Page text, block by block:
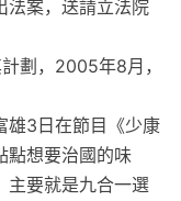
法案，送請立法院
劃，2005年8月，
雄3日在節目《少康
點想要治國的味
主要就是九合一選